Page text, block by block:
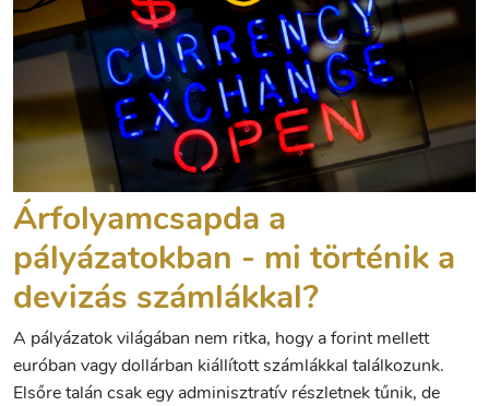
Árfolyamcsapda a
pályázatokban - mi történik a
devizás számlákkal?
A pályázatok világában nem ritka, hogy a forint mellett
euróban vagy dollárban kiállított számlákkal találkozunk.
Elsőre talán csak egy adminisztratív részletnek tűnik, de